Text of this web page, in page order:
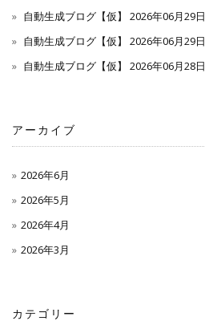
ョ
ン
自動生成ブログ【仮】 2026年06月29日
自動生成ブログ【仮】 2026年06月29日
自動生成ブログ【仮】 2026年06月28日
アーカイブ
2026年6月
2026年5月
2026年4月
2026年3月
カテゴリー